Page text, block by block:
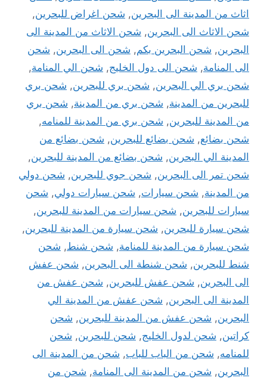
اثاث من المدينة الى البحرين, شحن اغراض للبحرين,
شحن الاثاث الى البحرين, شحن الاثاث من المدينة الى
البحرين, شحن البحرين بكم, شحن الى البحرين, شحن
الى المنامة, شحن الى دول الخليج, شحن الي المنامة,
شحن بري الي البحرين, شحن بري للبحرين, شحن بري
للبحرين من المدينة, شحن بري من المدينة, شحن بري
من المدينة للبحرين, شحن بري من المدينة للمنامه,
شحن بضائع, شحن بضائع للبحرين, شحن بضائع من
المدينة الي البحرين, شحن بضائع من المدينة للبحرين,
شحن تمر الى البحرين, شحن جوي للبحرين, شحن دولي
من المدينة, شحن سيارات, شحن سيارات دولي, شحن
سيارات للبحرين, شحن سيارات من المدينة للبحرين,
شحن سيارة للبحرين, شحن سيارة من المدينة للبحرين,
شحن سيارة من المدينة للمنامة, شحن شنط, شحن
شنط للبحرين, شحن شنطة الى البحرين, شحن عفش
الى البحرين, شحن عفش للبحرين, شحن عفش من
المدينة الى البحرين, شحن عفش من المدينة الي
البحرين, شحن عفش من المدينة للبحرين, شحن
كراتين, شحن لدول الخليج, شحن للبحرين, شحن
للمنامه, شحن من الباب للباب, شحن من المدينة الى
البحرين, شحن من المدينة الى المنامة, شحن من